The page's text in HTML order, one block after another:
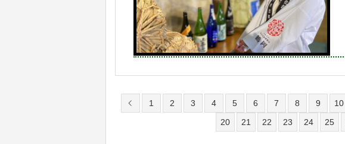
1 2 3 4 5 6 7 8 9 10
20
21 22 23 24 25